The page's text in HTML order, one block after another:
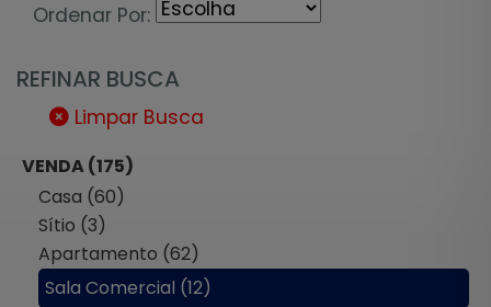
Ordenar Por:
REFINAR BUSCA
Limpar Busca
VENDA (175)
Casa (60)
Sítio (3)
Apartamento (62)
Sala Comercial (12)